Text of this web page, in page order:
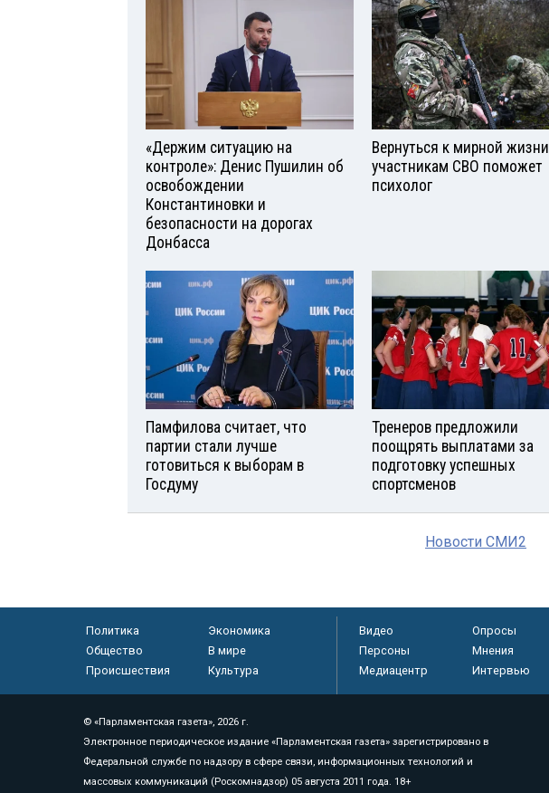
«Держим ситуацию на
контроле»: Денис Пушилин об
освобождении
Константиновки и
безопасности на дорогах
Донбасса
Вернуться к мирной жизни
участникам СВО поможет
психолог
Памфилова считает, что
партии стали лучше
готовиться к выборам в
Госдуму
Тренеров предложили
поощрять выплатами за
подготовку успешных
спортсменов
Новости СМИ2
Политика
Экономика
Общество
В мире
Происшествия
Культура
Видео Опросы
Персоны
Мнения
Медиацентр
Интервью
© «Парламентская газета», 2026 г.
Электронное периодическое издание «Парламентская газета» зарегистрировано в
Федеральной службе по надзору в сфере связи, информационных технологий и
массовых коммуникаций (Роскомнадзор) 05 августа 2011 года. 18+